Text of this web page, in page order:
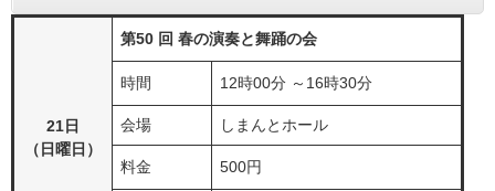
21日
（日曜日）
第50 回 春の演奏と舞踊の会
時間 12時00分 ～16時30分
会場 しまんとホール
料金 500円